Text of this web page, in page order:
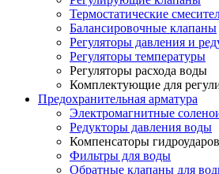
Термостатические
Балансировочные клапаны
Регуляторы давления и
Регуляторы температуры
Регуляторы расхода воды
Комплектующие для
Предохранительная арматура
Электромагнитные
Редукторы давления воды
Компенсаторы гидроударов
Фильтры для воды
Обратные клапаны для